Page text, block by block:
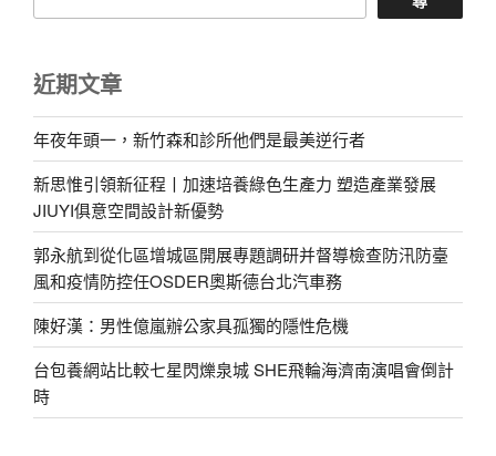
近期文章
年夜年頭一，新竹森和診所他們是最美逆行者
新思惟引領新征程丨加速培養綠色生產力 塑造產業發展
JIUYI俱意空間設計新優勢
郭永航到從化區增城區開展專題調研并督導檢查防汛防臺
風和疫情防控任OSDER奧斯德台北汽車務
陳好漢：男性億嵐辦公家具孤獨的隱性危機
台包養網站比較七星閃爍泉城 SHE飛輪海濟南演唱會倒計
時